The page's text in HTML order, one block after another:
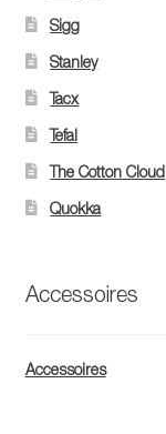
Sigg
Stanley
Tacx
Tefal
The Cotton Cloud
Quokka
Accessoires
Accessoires